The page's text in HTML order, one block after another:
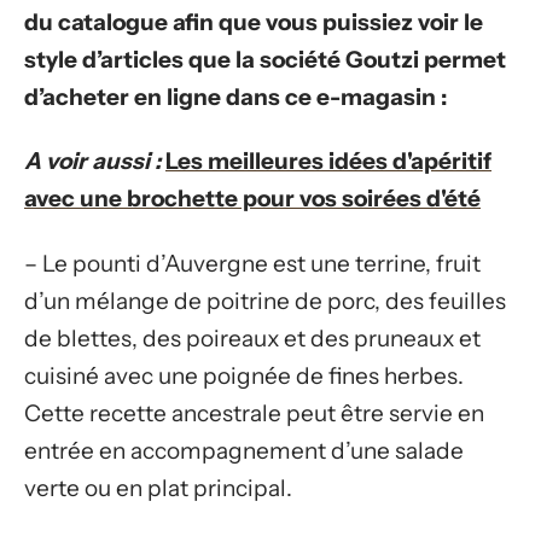
du catalogue afin que vous puissiez voir le
style d’articles que la société Goutzi permet
d’acheter en ligne dans ce e-magasin :
A voir aussi : Les meilleures idées d'apéritif
avec une brochette pour vos soirées d'été
– Le pounti d’Auvergne est une terrine, fruit
d’un mélange de poitrine de porc, des feuilles
de blettes, des poireaux et des pruneaux et
cuisiné avec une poignée de fines herbes.
Cette recette ancestrale peut être servie en
entrée en accompagnement d’une salade
verte ou en plat principal.